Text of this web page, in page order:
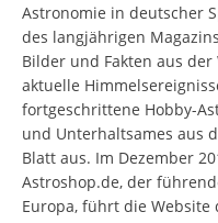
Astronomie in deutscher
des langjährigen
Bilder und Fakten aus
aktuelle
fortgeschrittene Hobby-
und Unterhaltsames aus
Blatt aus. Im Dezember
Astroshop.de, der
Europa, führt die Website